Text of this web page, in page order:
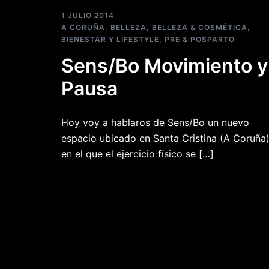
1 JULIO 2014
A CORUÑA, BELLEZA, BELLEZA & COSMÉTICA,
BIENESTAR Y LIFESTYLE, PRE & POSPARTO
Sens/Bo Movimiento y
Pausa
Hoy voy a hablaros de Sens/Bo un nuevo
espacio ubicado en Santa Cristina (A Coruña)
en el que el ejercicio físico se […]